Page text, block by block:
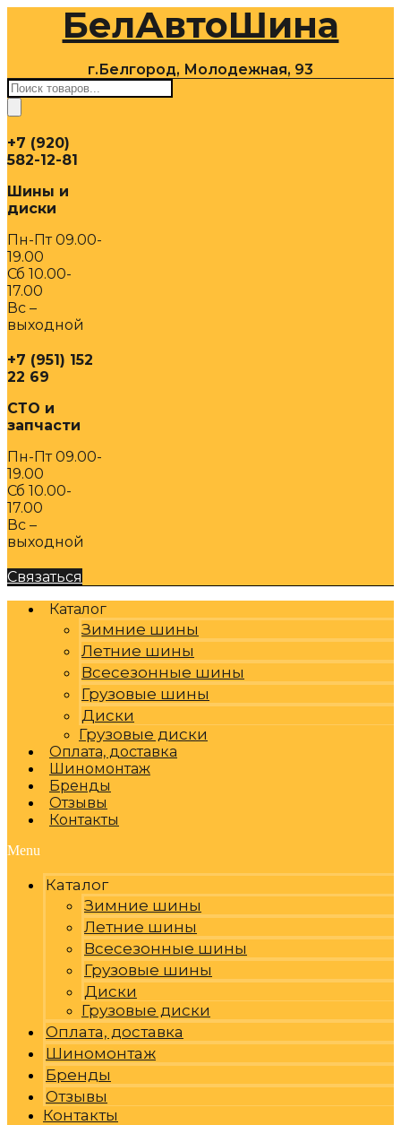
содержимомуБелАвтоШина
г.Белгород, Молодежная, 93
Поиск
товаров
+7 (920)
582-12-81
Шины и
диски
Пн-Пт 09.00-
19.00
Сб 10.00-
17.00
Вс –
выходной
+7 (951) 152
22 69
СТО и
запчасти
Пн-Пт 09.00-
19.00
Сб 10.00-
17.00
Вс –
выходной
Связаться
Каталог
Зимние шины
Летние шины
Всесезонные шины
Грузовые шины
Диски
Грузовые диски
Оплата, доставка
Шиномонтаж
Бренды
Отзывы
Контакты
Menu
Каталог
Зимние шины
Летние шины
Всесезонные шины
Грузовые шины
Диски
Грузовые диски
Оплата, доставка
Шиномонтаж
Бренды
Отзывы
Контакты